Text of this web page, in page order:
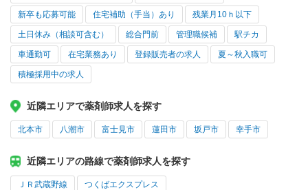
新卒も応募可能 住宅補助（手当）あり 残業月10ｈ以下
土日休み（相談可含む） 総合門前 管理職候補 駅チカ
車通勤可 在宅業務あり 登録販売者の求人 夏～秋入職可
積極採用中の求人
近隣エリアで薬剤師求人を探す
北本市 八潮市 富士見市 蓮田市 坂戸市 幸手市
近隣エリアの路線で薬剤師求人を探す
ＪＲ武蔵野線 つくばエクスプレス